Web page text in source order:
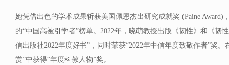
她凭借出色的学术成果斩获美国佩恩杰出研究成就奖 (Paine Award)
的“中国高被引学者”榜单。2022年，晓萌教授出版《韧性》和《韧
信出版社2022年度好书”，同时荣获“2022年中信年度致敬作者”奖。
赏”中获得“年度科教人物”奖。